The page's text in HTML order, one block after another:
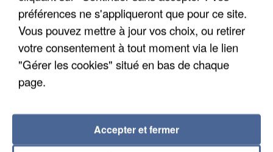
préférences ne s'appliqueront que pour ce site.
Vous pouvez mettre à jour vos choix, ou retirer
votre consentement à tout moment via le lien
"Gérer les cookies" situé en bas de chaque
page.
Accepter et fermer